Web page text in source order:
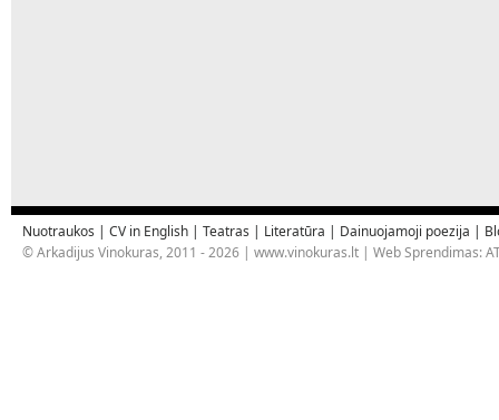
Nuotraukos | CV in English | Teatras | Literatūra | Dainuojamoji poezija |
© Arkadijus Vinokuras, 2011 - 2026 | www.vinokuras.lt | Web Sprendimas: